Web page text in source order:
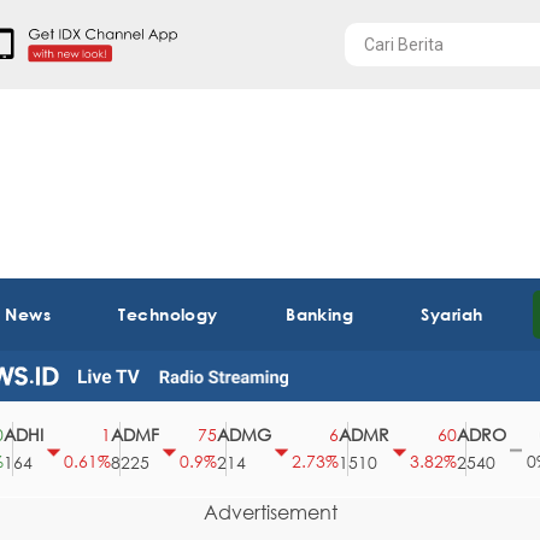
Technology Banking Syariah
0.61%
ADMF
8225
75
0.9%
ADMG
214
2.73%
ADMR
1510
3.82%
ADRO
2540
0
0%
43
Advertisement